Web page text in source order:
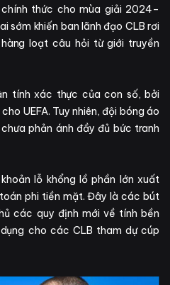
thức cho mùa giải 2024–
sớm khiến ban lãnh đạo CLB rơi
loạt câu hỏi từ giới truyền
tính xác thực của con số, bởi
UEFA. Tuy nhiên, đội bóng áo
phản ánh đầy đủ bức tranh
lỗ khổng lồ phần lớn xuất
phi tiền mặt. Đây là các bút
các quy định mới về tính bền
cho các CLB tham dự cúp